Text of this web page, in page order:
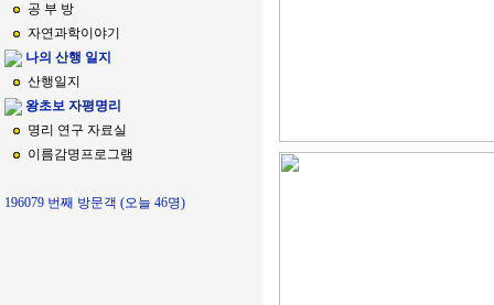
공 부 방
자연과학이야기
나의 산행 일지
산행일지
왕초보 자평명리
명리 연구 자료실
이름감명프로그램
196079 번째 방문객 (오늘 46명)